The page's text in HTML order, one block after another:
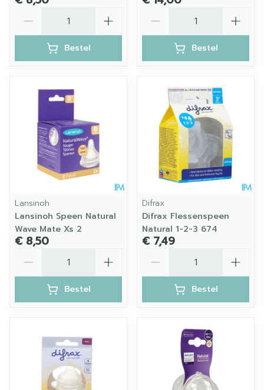
Bestel Bestel
Lansinoh
Lansinoh Speen Natural
Wave Mate Xs 2
€ 8,50
Bestel
Difrax
Difrax Flessenspeen
Natural 1-2-3 674
€ 7,49
Bestel